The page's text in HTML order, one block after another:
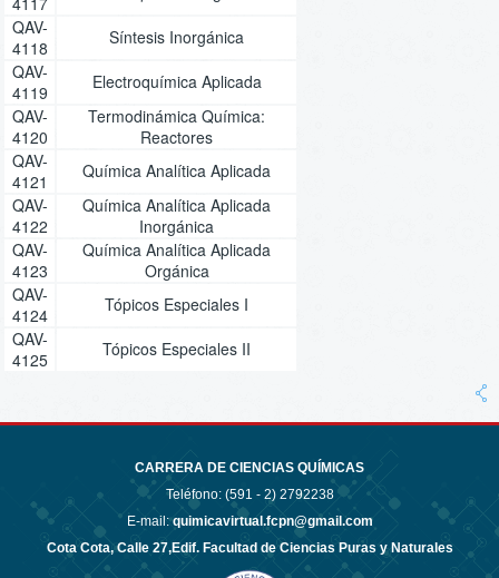
QAV-
4118
Síntesis Inorgánica
QAV-
4119
Electroquímica Aplicada
QAV-
4120
Termodinámica Química:
Reactores
QAV-
4121
Química Analítica Aplicada
QAV-
4122
Química Analítica Aplicada
Inorgánica
QAV-
4123
Química Analítica Aplicada
Orgánica
QAV-
4124
Tópicos Especiales I
QAV-
4125
Tópicos Especiales II
CARRERA DE CIENCIAS QUÍMICAS
Teléfono: (591 - 2) 2792238
E-mail: quimicavirtual.fcpn@gmail.com
Cota Cota, Calle 27,Edif. Facultad de Ciencias Puras y Naturales